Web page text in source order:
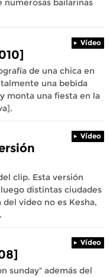
numerosas bailarinas
Vídeo
de una chica en
una bebida
monta una fiesta en la
Vídeo
clip. Esta versión
distintas ciudades
video no es Kesha,
Vídeo
sunday" además del